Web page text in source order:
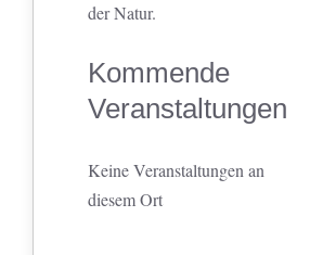
der Natur.
Kommende
Veranstaltungen
Keine Veranstaltungen an
diesem Ort